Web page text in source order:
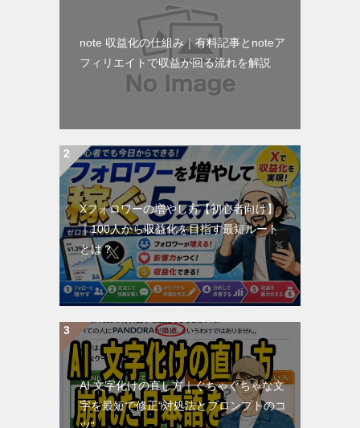
note 収益化の仕組み｜有料記事とnoteア
フィリエイトで収益が回る流れを解説
Xフォロワーの増やし方【初心者向け】
｜100人から収益化を目指す最短ルート
とは？
AI 文字化けの直し方｜ぐちゃぐちゃな文
字を最短で修正“対処法とプロンプトのコ
ツ”